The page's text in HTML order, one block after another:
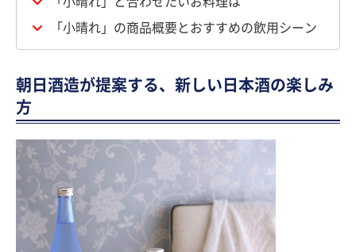
「小晴れ」の商品概要とおすすめの飲用シーン
朝日酒造が提案する、新しい日本酒の楽しみ
方